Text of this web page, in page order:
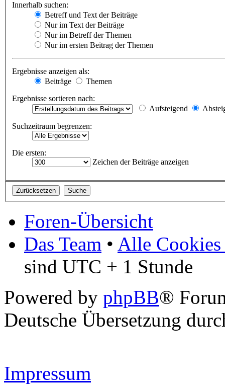
Innerhalb suchen:
Betreff und Text der Beiträge
Nur im Text der Beiträge
Nur im Betreff der Themen
Nur im ersten Beitrag der Themen
Ergebnisse anzeigen als:
Beiträge
Themen
Ergebnisse sortieren nach:
Aufsteigend
Suchzeitraum begrenzen:
Die ersten:
Zeichen der Beiträge anzeigen
Foren-Übersicht
Das Team • Alle Cookies
sind UTC + 1 Stunde
Powered by phpBB®
Deutsche Übersetzung
Impressum